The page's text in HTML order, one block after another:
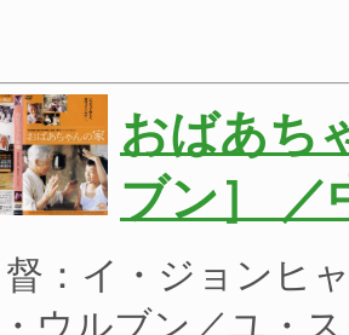
おばあち
ブン］ ／
：イ・ジョンヒ
ウルブン／ユ・